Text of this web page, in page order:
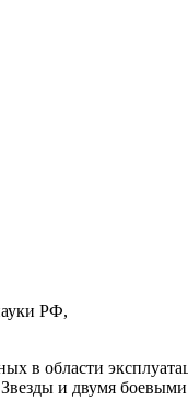
РФ,
в области
и двумя